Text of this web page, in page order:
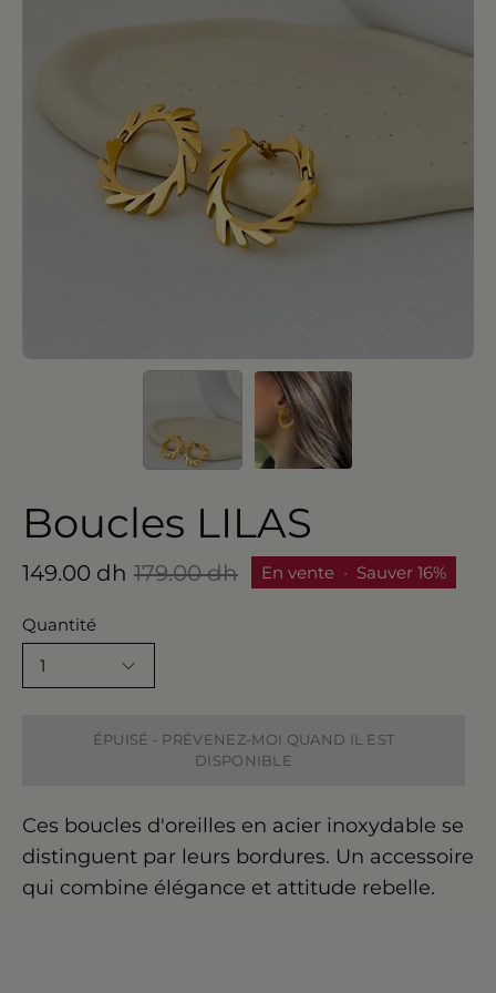
Boucles LILAS
149.00 dh 179.00 dh En vente • Sauver 16%
Quantité
1
ÉPUISÉ - PRÉVENEZ-MOI QUAND IL EST
DISPONIBLE
Ces boucles d'oreilles en acier inoxydable se
distinguent par leurs bordures. Un accessoire
qui combine élégance et attitude rebelle.